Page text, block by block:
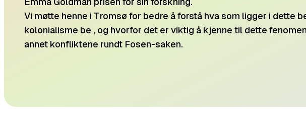
Vi møtte henne i Tromsø for bedre å forstå hva som ligger i dette
kolonialisme be , og hvorfor det er viktig å kjenne til dette
annet konfliktene rundt Fosen-saken.